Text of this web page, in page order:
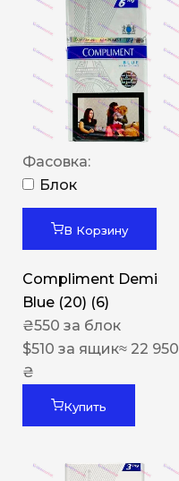
Фасовка:
Блок
В Корзину
Compliment Demi
Blue (20) (6)
₴550 за блок
$510 за ящик≈ 22 950
₴
Купить